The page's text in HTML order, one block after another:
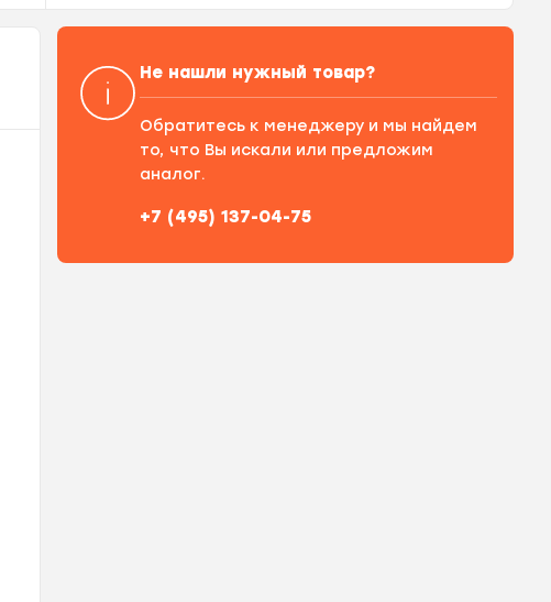
Не нашли нужный товар?
Обратитесь к менеджеру и мы найдем
то, что Вы искали или предложим
аналог.
+7 (495) 137-04-75